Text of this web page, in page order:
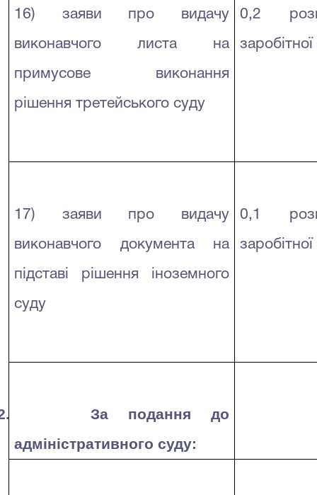
16) заяви про видачу
виконавчого листа на
примусове виконання
рішення третейського суду
0,2
17) заяви про видачу
виконавчого документа на
підставі рішення іноземного
суду
0,1
За подання до
адміністративного суду: